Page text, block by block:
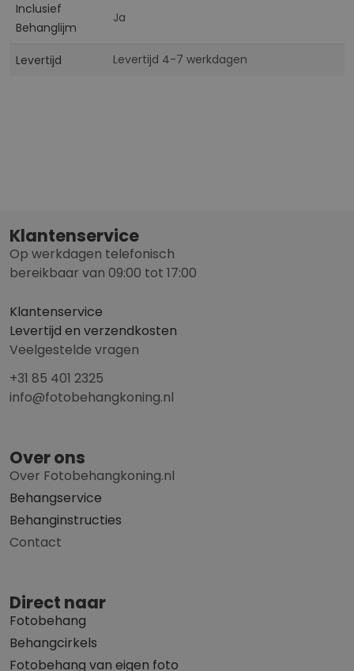
Inclusief
Behanglijm
Ja
Levertijd Levertijd 4-7 werkdagen
Klantenservice
Op werkdagen telefonisch
bereikbaar van 09:00 tot 17:00
Klantenservice
Levertijd en verzendkosten
Veelgestelde vragen
+31 85 401 2325
info@fotobehangkoning.nl
Over ons
Over Fotobehangkoning.nl
Behangservice
Behanginstructies
Contact
Direct naar
Fotobehang
Behangcirkels
Fotobehang van eigen foto